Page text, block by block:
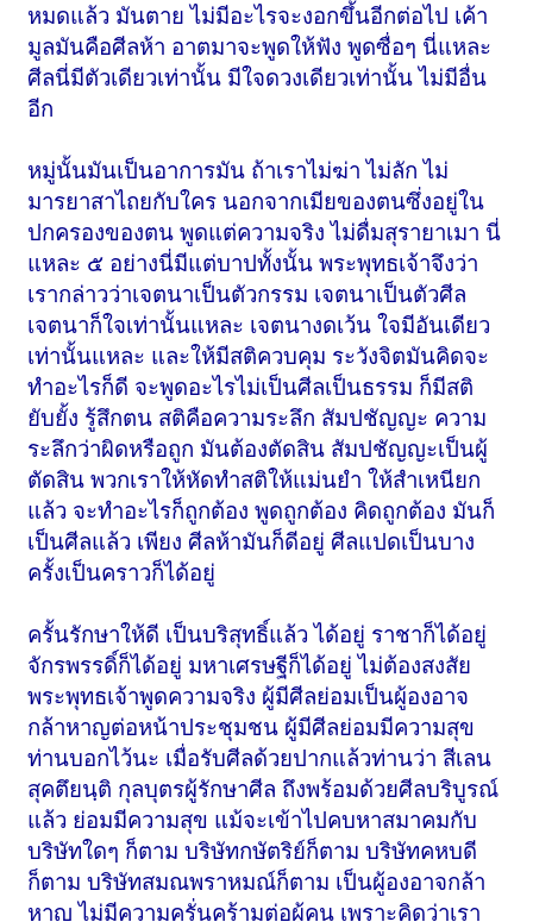
หมดแล้ว มันตาย ไม่มีอะไรจะงอกขึ้นอีกต่อไป เค้า
มูลมันคือศีลห้า อาตมาจะพูดให้ฟัง พูดซื่อๆ นี่แหละ
ศีลนี่มีตัวเดียวเท่านั้น มีใจดวงเดียวเท่านั้น ไม่มีอื่น
อีก
หมู่นั้นมันเป็นอาการมัน ถ้าเราไม่ฆ่า ไม่ลัก ไม่
มารยาสาไถยกับใคร นอกจากเมียของตนซึ่งอยู่ใน
ปกครองของตน พูดแต่ความจริง ไม่ดื่มสุรายาเมา นี่
แหละ ๕ อย่างนี่มีแต่บาปทั้งนั้น พระพุทธเจ้าจึงว่า
เรากล่าวว่าเจตนาเป็นตัวกรรม เจตนาเป็นตัวศีล
เจตนาก็ใจเท่านั้นแหละ เจตนางดเว้น ใจมีอันเดียว
เท่านั้นแหละ และให้มีสติควบคุม ระวังจิตมันคิดจะ
ทำอะไรก็ดี จะพูดอะไรไม่เป็นศีลเป็นธรรม ก็มีสติ
ยับยั้ง รู้สึกตน สติคือความระลึก สัมปชัญญะ ความ
ระลึกว่าผิดหรือถูก มันต้องตัดสิน สัมปชัญญะเป็นผู้
ตัดสิน พวกเราให้หัดทำสติให้แม่นยำ ให้สำเหนียก
แล้ว จะทำอะไรก็ถูกต้อง พูดถูกต้อง คิดถูกต้อง มันก็
เป็นศีลแล้ว เพียง ศีลห้ามันก็ดีอยู่ ศีลแปดเป็นบาง
ครั้งเป็นคราวก็ได้อยู่
ครั้นรักษาให้ดี เป็นบริสุทธิ์แล้ว ได้อยู่ ราชาก็ได้อยู่
จักรพรรดิ์ก็ได้อยู่ มหาเศรษฐีก็ได้อยู่ ไม่ต้องสงสัย
พระพุทธเจ้าพูดความจริง ผู้มีศีลย่อมเป็นผู้องอาจ
กล้าหาญต่อหน้าประชุมชน ผู้มีศีลย่อมมีความสุข
ท่านบอกไว้นะ เมื่อรับศีลด้วยปากแล้วท่านว่า สีเลน
สุคตึยนฺติ กุลบุตรผู้รักษาศีล ถึงพร้อมด้วยศีลบริบูรณ์
แล้ว ย่อมมีความสุข แม้จะเข้าไปคบหาสมาคมกับ
บริษัทใดๆ ก็ตาม บริษัทกษัตริย์ก็ตาม บริษัทคหบดี
ก็ตาม บริษัทสมณพราหมณ์ก็ตาม เป็นผู้องอาจกล้า
หาญ ไม่มีความครั่นคร้ามต่อผู้คน เพราะคิดว่าเรา